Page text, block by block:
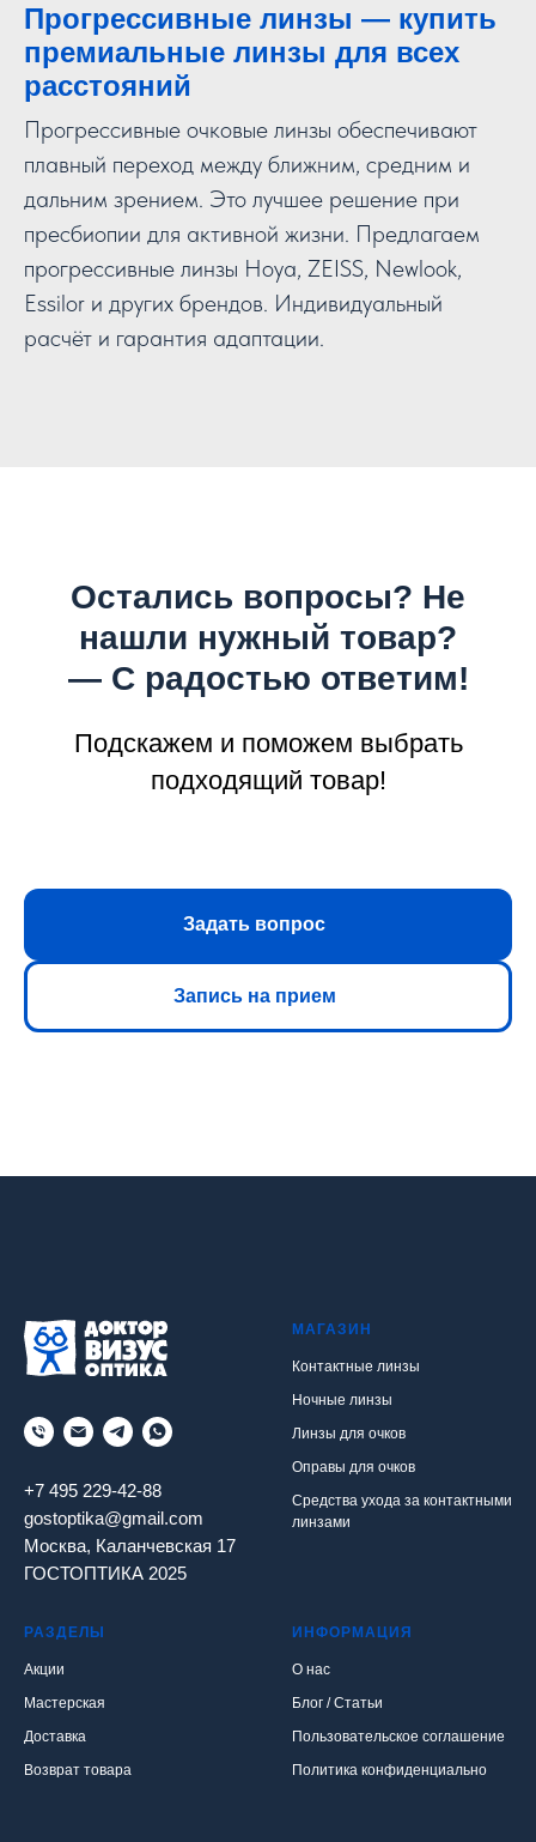
Прогрессивные линзы — купить
премиальные линзы для всех
расстояний
Прогрессивные очковые линзы обеспечивают
плавный переход между ближним, средним и
дальним зрением. Это лучшее решение при
пресбиопии для активной жизни. Предлагаем
прогрессивные линзы Hoya, ZEISS, Newlook,
Essilor и других брендов. Индивидуальный
расчёт и гарантия адаптации.
Остались вопросы? Не
нашли нужный товар?
— С радостью ответим!
Подскажем и поможем выбрать
подходящий товар!
Задать вопрос
Запись на прием
+7 495 229-42-88
gostoptika@gmail.com
Москва, Каланчевская 17
ГОСТОПТИКА 2025
МАГАЗИН
Контактные линзы
Ночные линзы
Линзы для очков
Оправы для очков
Средства ухода за контактными
линзами
РАЗДЕЛЫ
Акции
Мастерская
Доставка
Возврат товара
ИНФОРМАЦИЯ
О нас
Блог / Статьи
Пользовательское соглашение
Политика конфиденциально